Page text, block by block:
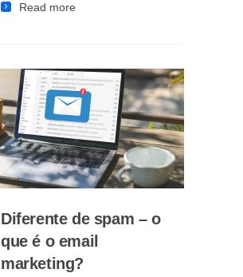
Read more
Diferente de spam – o
que é o email
marketing?